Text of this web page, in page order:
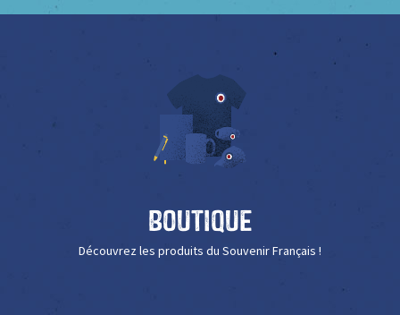
Boutique
Découvrez les produits du Souvenir Français !